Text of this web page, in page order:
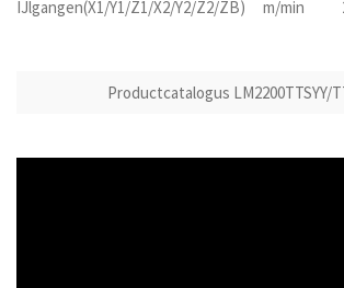
IJlgangen(X1/Y1/Z1/X2/Y2/Z2/ZB) m/min
Productcatalogus LM2200TTSYY/